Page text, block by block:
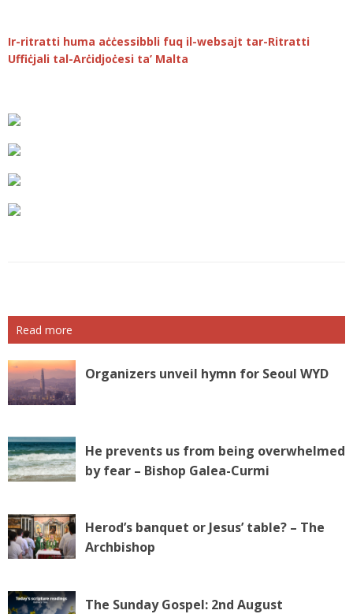
Ir-ritratti huma aċċessibbli fuq il-websajt tar-Ritratti
Uffiċjali tal-Arċidjoċesi ta’ Malta
Read more
Organizers unveil hymn for Seoul WYD
He prevents us from being overwhelmed
by fear – Bishop Galea-Curmi
Herod’s banquet or Jesus’ table? – The
Archbishop
The Sunday Gospel: 2nd August